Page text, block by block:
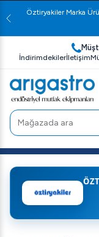
Öztiryakiler Marka
İndirimdekilerİletişim